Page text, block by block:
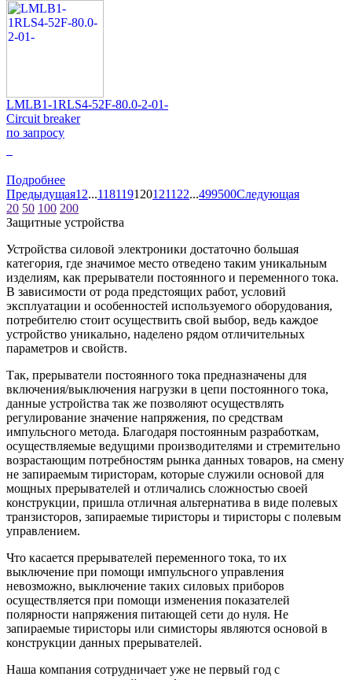
LMLB1-1RLS4-52F-80.0-2-01-
Circuit breaker
по запросу
Подробнее
Предыдущая1 2...118119120121122...499500Следующая
20 50 100 200
Защитные устройства
Устройства силовой электроники достаточно большая
категория, где значимое место отведено таким уникальным
изделиям, как прерыватели постоянного и переменного тока.
В зависимости от рода предстоящих работ, условий
эксплуатации и особенностей используемого оборудования,
потребителю стоит осуществить свой выбор, ведь каждое
устройство уникально, наделено рядом отличительных
параметров и свойств.
Так, прерыватели постоянного тока предназначены для
включения/выключения нагрузки в цепи постоянного тока,
данные устройства так же позволяют осуществлять
регулирование значение напряжения, по средствам
импульсного метода. Благодаря постоянным разработкам,
осуществляемые ведущими производителями и стремительно
возрастающим потребностям рынка данных товаров, на смену
не запираемым тиристорам, которые служили основой для
мощных прерывателей и отличались сложностью своей
конструкции, пришла отличная альтернатива в виде полевых
транзисторов, запираемые тиристоры и тиристоры с полевым
управлением.
Что касается прерывателей переменного тока, то их
выключение при помощи импульсного управления
невозможно, выключение таких силовых приборов
осуществляется при помощи изменения показателей
полярности напряжения питающей сети до нуля. Не
запираемые тиристоры или симисторы являются основой в
конструкции данных прерывателей.
Наша компания сотрудничает уже не первый год с